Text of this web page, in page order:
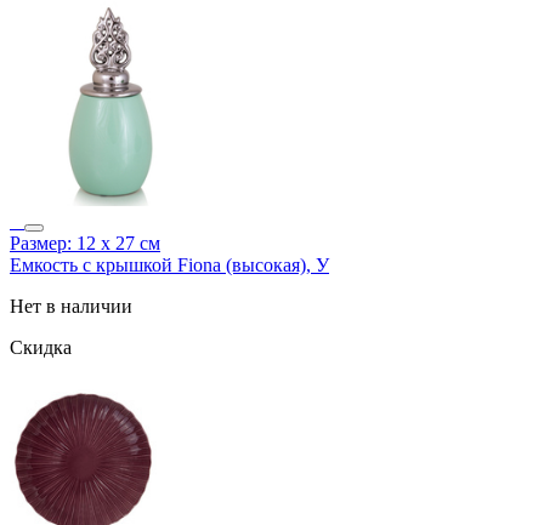
Размер: 12 х 27 см
Емкость с крышкой Fiona (высокая), У
Нет в наличии
Скидка